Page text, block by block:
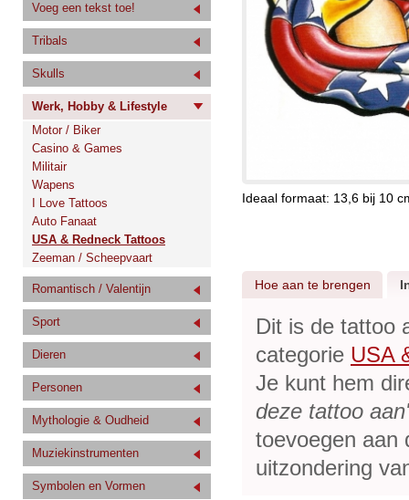
Voeg een tekst toe!
Tribals
Skulls
Werk, Hobby & Lifestyle
Motor / Biker
Casino & Games
Militair
Wapens
I Love Tattoos
Auto Fanaat
USA & Redneck Tattoos
Zeeman / Scheepvaart
Romantisch / Valentijn
Sport
Dieren
Personen
Mythologie & Oudheid
Muziekinstrumenten
Symbolen en Vormen
Ideaal formaat: 13,6 bij 10
Hoe aan te brengen
Dit is de tattoo
categorie USA
Je kunt hem
deze tattoo
toevoegen aan
uitzondering